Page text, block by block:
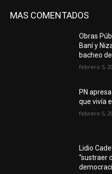
MAS COMENTADOS
Obras
Baní y
bacheo
febrero 5,
PN
que vivía
febrero 5,
Lidio
“sustraer